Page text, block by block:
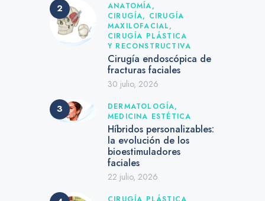
ANATOMÍA,
CIRUGÍA, CIRUGÍA
MAXILOFACIAL,
CIRUGÍA PLÁSTICA
Y RECONSTRUCTIVA
Cirugía endoscópica de
fracturas faciales
30 julio, 2026
DERMATOLOGÍA,
MEDICINA ESTÉTICA
Híbridos personalizables:
la evolución de los
bioestimuladores
faciales
22 julio, 2026